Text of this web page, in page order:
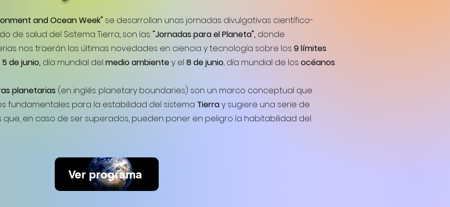
and Ocean Week" se desarrollan unas jornadas divulgativas científico-
de salud del Sistema Tierra, son las:"Jornadas para el Planeta", donde
nos traerán las últimas novedades en ciencia y tecnología sobre los 9 límites
5 de junio, día mundial del medio ambientey el 8 de junio, día mundial de los océanos.
planetarias (en inglés: planetary boundaries) son un marco conceptual que
fundamentales para la estabilidad del sistema Tierray sugiere una serie de
en caso de ser superados, pueden poner en peligro la habitabilidad del
Ver programa